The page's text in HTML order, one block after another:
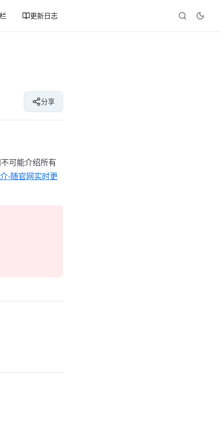
更新日志
分享
可能介绍所有
-随官网实时更